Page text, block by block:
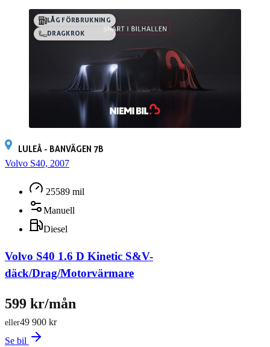
LÅG FÖRBRUKNING
DRAGKROK
LULEÅ - BANVÄGEN 7B
Volvo S40, 2007
25589 mil
Manuell
Diesel
Volvo S40 1.6 D Kinetic S&V-
däck/Drag/Motorvärmare
49 900 kr
eller
599 kr/mån
Se bil